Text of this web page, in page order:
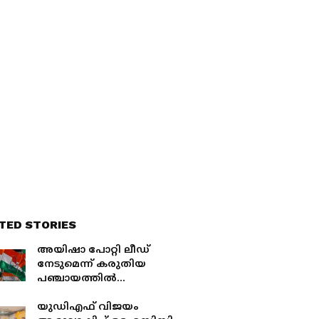
STORIES
അയിഷാ പോറ്റി ലീഡ്
നേടുമെന്ന് കരുതിയ
പഞ്ചായത്തില്‍
എഴുകോണിൽ യുഡിഎഫ്
യുഡിഎഫ് വിജയം